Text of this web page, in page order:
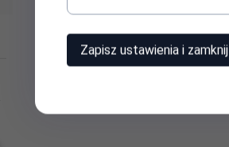
Zapisz ustawienia i zamknij